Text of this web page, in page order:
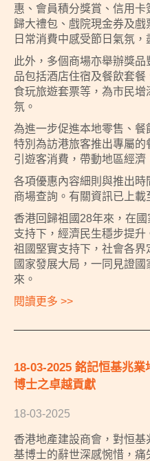
惠、會員積分獎賞、信用
歸大禮包、戲院現金券及
日常消費中感受節日氣氛，
此外，多個商場亦舉辦獎
品包括酒店住宿及餐飲套
食玩旅遊套票等，為市民
氛。
為進一步促進本地零售、
特別為訪港旅客推出專屬
引遊客消費，帶動地區經濟
各項優惠內容細則與推出
商場查詢。有關資訊已上載
香港回歸祖國28年來，在
支持下，經濟民生穩步提
祖國堅實支持下，社會各界
國家發展大局，一同見證
來。
閱讀更多 >>
18-03-2025 銘記恒基兆
博士之卓越貢獻
18-03-2025
香港地產建設商會，對恒
基博士的辭世深感惋惜，痛